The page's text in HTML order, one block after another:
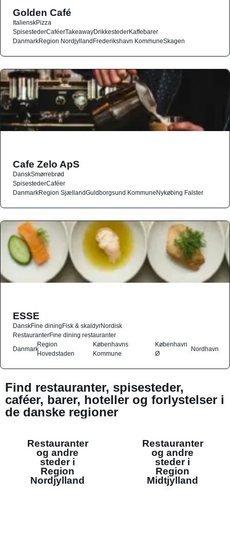
Golden Café
ItalienskPizza
SpisestederCaféerTakeawayDrikkestederKaffebarer
DanmarkRegion NordjyllandFrederikshavn KommuneSkagen
Cafe Zelo ApS
DanskSmørrebrød
SpisestederCaféer
DanmarkRegion SjællandGuldborgsund KommuneNykøbing Falster
ESSE
DanskFine diningFisk & skaldyrNordisk
RestauranterFine dining restauranter
Danmark
Region
Hovedstaden
Københavns
Kommune
København
Ø
Nordhavn
Find restauranter, spisesteder,
caféer, barer, hoteller og forlystelser i
de danske regioner
Restauranter
og andre
steder i
Region
Nordjylland
Restauranter
og andre
steder i
Region
Midtjylland